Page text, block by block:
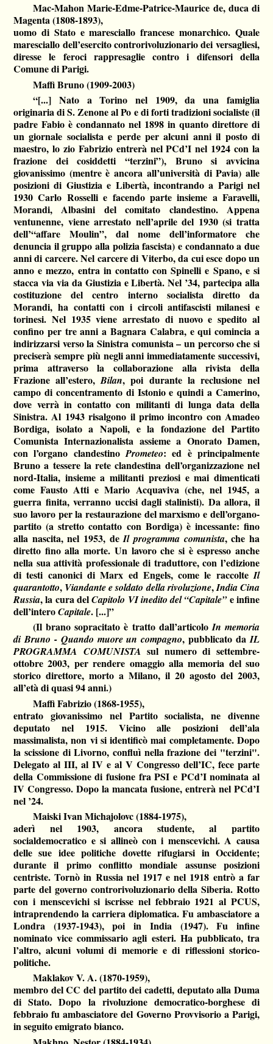
Mac-Mahon Marie-Edme-Patrice-Maurice de, duca di
Magenta (1808-1893),
uomo di Stato e maresciallo francese monarchico. Quale
maresciallo dell’esercito controrivoluzionario dei versagliesi,
diresse le feroci rappresaglie contro i difensori della
Comune di Parigi.
Maffi Bruno (1909-2003)
“[...] Nato a Torino nel 1909, da una famiglia
originaria di S. Zenone al Po e di forti tradizioni socialiste (il
padre Fabio è condannato nel 1898 in quanto direttore di
un giornale socialista e perde per alcuni anni il posto di
maestro, lo zio Fabrizio entrerà nel PCd’I nel 1924 con la
frazione dei cosiddetti “terzini”), Bruno si avvicina
giovanissimo (mentre è ancora all’università di Pavia) alle
posizioni di Giustizia e Libertà, incontrando a Parigi nel
1930 Carlo Rosselli e facendo parte insieme a Faravelli,
Morandi, Albasini del comitato clandestino. Appena
ventunenne, viene arrestato nell’aprile del 1930 (si tratta
dell’“affare Moulin”, dal nome dell’informatore che
denuncia il gruppo alla polizia fascista) e condannato a due
anni di carcere. Nel carcere di Viterbo, da cui esce dopo un
anno e mezzo, entra in contatto con Spinelli e Spano, e si
stacca via via da Giustizia e Libertà. Nel ’34, partecipa alla
costituzione del centro interno socialista diretto da
Morandi, ha contatti con i circoli antifascisti milanesi e
torinesi. Nel 1935 viene arrestato di nuovo e spedito al
confino per tre anni a Bagnara Calabra, e qui comincia a
indirizzarsi verso la Sinistra comunista – un percorso che si
preciserà sempre più negli anni immediatamente successivi,
prima attraverso la collaborazione alla rivista della
Frazione all’estero,Bilan, poi durante la reclusione nel
campo di concentramento di Istonio e quindi a Camerino,
dove verrà in contatto con militanti di lunga data della
Sinistra. Al 1943 risalgono il primo incontro con Amadeo
Bordiga, isolato a Napoli, e la fondazione del Partito
Comunista Internazionalista assieme a Onorato Damen,
con l’organo clandestinoPrometeo: ed è principalmente
Bruno a tessere la rete clandestina dell’organizzazione nel
nord-Italia, insieme a militanti preziosi e mai dimenticati
come Fausto Atti e Mario Acquaviva (che, nel 1945, a
guerra finita, verranno uccisi dagli stalinisti). Da allora, il
suo lavoro per la restaurazione del marxismo e dell’organo-
partito (a stretto contatto con Bordiga) è incessante: fino
alla nascita, nel 1953, deIl programma comunista, che ha
diretto fino alla morte. Un lavoro che si è espresso anche
nella sua attività professionale di traduttore, con l’edizione
di testi canonici di Marx ed Engels, come le raccolteIl
quarantotto, Viandante e soldato della rivoluzione,India Cina
Russia, la cura delCapitolo VI inedito del “Capitale”e infine
dell’interoCapitale. [...]”
(Il brano sopracitato è tratto dall’articoloIn memoria
di Bruno - Quando muore un compagno, pubblicato daIL
PROGRAMMA COMUNISTA sul numero di settembre-
ottobre 2003, per rendere omaggio alla memoria del suo
storico direttore, morto a Milano, il 20 agosto del 2003,
all’età di quasi 94 anni.)
Maffi Fabrizio (1868-1955),
entrato giovanissimo nel Partito socialista, ne divenne
deputato nel 1915. Vicino alle posizioni dell’ala
massimalista, non vi si identificò mai completamente. Dopo
la scissione di Livorno, confluì nella frazione dei "terzini".
Delegato al III, al IV e al V Congresso dell’IC, fece parte
della Commissione di fusione fra PSI e PCd’I nominata al
IV Congresso. Dopo la mancata fusione, entrerà nel PCd’I
nel ’24.
Maiski Ivan Michajolovc (1884-1975),
aderì nel 1903, ancora studente, al partito
socialdemocratico e si allineò con i menscevichi. A causa
delle sue idee politiche dovette rifugiarsi in Occidente;
durante il primo conflitto mondiale assunse posizioni
centriste. Tornò in Russia nel 1917 e nel 1918 entrò a far
parte del governo controrivoluzionario della Siberia. Rotto
con i menscevichi si iscrisse nel febbraio 1921 al PCUS,
intraprendendo la carriera diplomatica. Fu ambasciatore a
Londra (1937-1943), poi in India (1947). Fu infine
nominato vice commissario agli esteri. Ha pubblicato, tra
l’altro, alcuni volumi di memorie e di riflessioni storico-
politiche.
Maklakov V. A. (1870-1959),
membro del CC del partito dei cadetti, deputato alla Duma
di Stato. Dopo la rivoluzione democratico-borghese di
febbraio fu ambasciatore del Governo Provvisorio a Parigi,
in seguito emigrato bianco.